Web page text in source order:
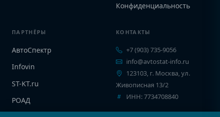
Конфиденциальность
ПАРТНЁРЫ
АвтоСпектр
Infovin
ST-KT.ru
РОАД
КОНТАКТЫ
+7 (903) 735-9056
info@avtostat-info.ru
123103, г. Москва, ул.
Живописная 13/2
ИНН: 7734708840